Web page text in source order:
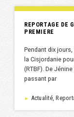
REPORTAGE DE
PREMIERE
Pendant dix
la Cisjordanie
(RTBF). De
passant par
► Actualité,